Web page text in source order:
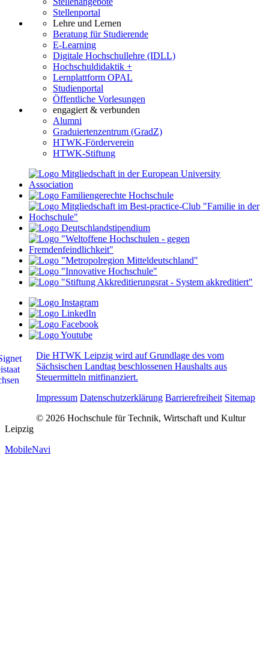
Stellenportal
Lehre und Lernen
Beratung für Studierende
E-Learning
Digitale Hochschullehre (IDLL)
Hochschuldidaktik +
Lernplattform OPAL
Studienportal
Öffentliche Vorlesungen
engagiert & verbunden
Alumni
Graduiertenzentrum (GradZ)
HTWK-Förderverein
HTWK-Stiftung
Die HTWK Leipzig wird auf Grundlage des vom
Sächsischen Landtag beschlossenen Haushalts aus
Steuermitteln mitfinanziert.
Impressum Datenschutzerklärung Barrierefreiheit Sitemap
© 2026 Hochschule für Technik, Wirtschaft und Kultur
Leipzig
MobileNavi